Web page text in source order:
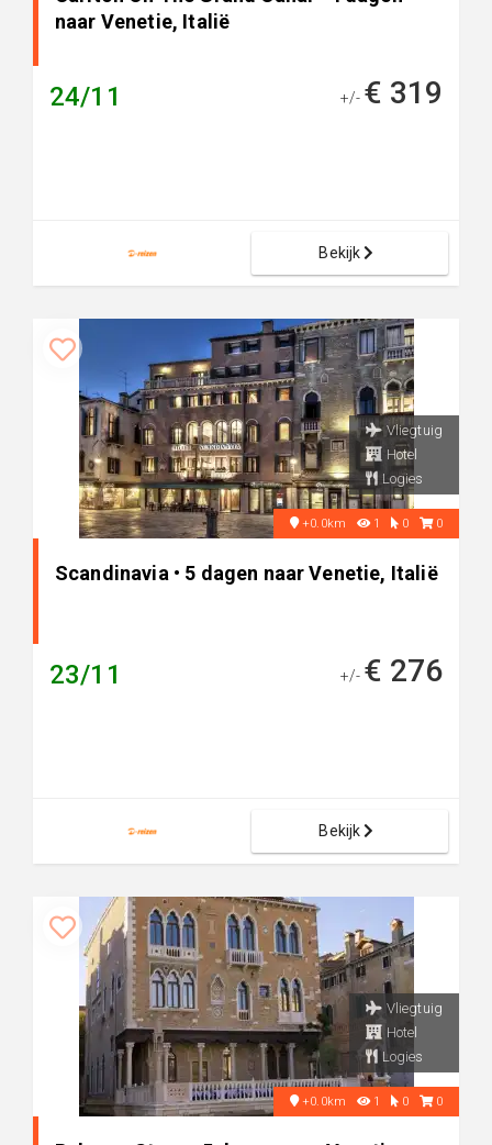
naar Venetie, Italië
24/11 +/- € 319
Bekijk
Vliegtuig
Hotel
Logies
+0.0km 1 0 0
Scandinavia • 5 dagen naar Venetie, Italië
23/11 +/- € 276
Bekijk
Vliegtuig
Hotel
Logies
+0.0km 1 0 0